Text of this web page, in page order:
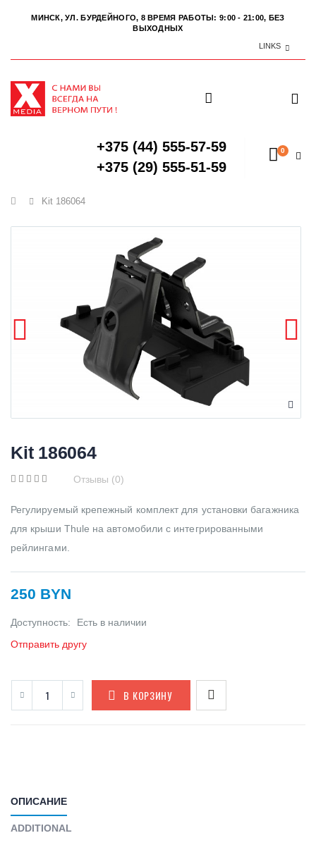
МИНСК, УЛ. БУРДЕЙНОГО, 8 ВРЕМЯ РАБОТЫ: 9:00 - 21:00, БЕЗ
ВЫХОДНЫХ
LINKS
+375 (44) 555-57-59
+375 (29) 555-51-59
0
Главная
Kit 186064
Kit 186064
Отзывы (0)
Регулируемый крепежный комплект для установки багажника
для крыши Thule на автомобили с интегрированными
рейлингами.
250 BYN
Доступность:
Есть в наличии
Отправить другу
В КОРЗИНУ
ОПИСАНИЕ
ADDITIONAL